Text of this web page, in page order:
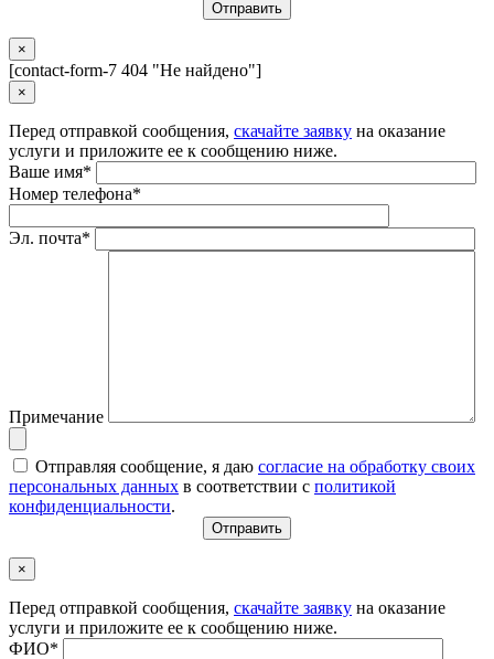
×
[contact-form-7 404 "Не найдено"]
×
Перед отправкой сообщения, скачайте заявку на оказание
услуги и приложите ее к сообщению ниже.
Ваше имя*
Номер телефона*
Эл. почта*
Примечание
Отправляя сообщение, я даю согласие на обработку своих
персональных данных в соответствии с политикой
конфиденциальности.
×
Перед отправкой сообщения, скачайте заявку на оказание
услуги и приложите ее к сообщению ниже.
ФИО*